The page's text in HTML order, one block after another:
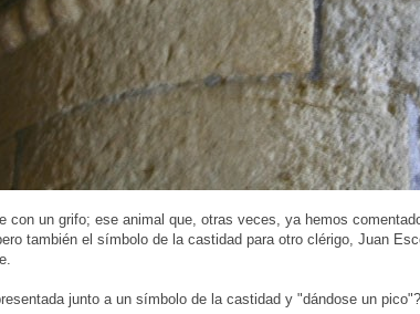
con un grifo; ese animal que, otras veces, ya hemos
también el símbolo de la castidad para otro clérigo, Juan
junto a un símbolo de la castidad y "dándose un pico"?